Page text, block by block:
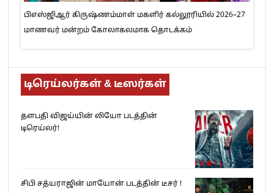
பிஎஸ்ஜிஆர் கிருஷ்ணம்மாள் மகளிர் கல்லூரியில் 2026–27
மாணவர் மன்றம் கோலாகலமாக தொடக்கம்
டிரெய்லர்கள் & டீஸர்கள்
தளபதி விஜய்யின் லியோ படத்தின்
டிரெய்லர்!
சிபி சத்யராஜின் மாயோன் படத்தின் டீசர் !